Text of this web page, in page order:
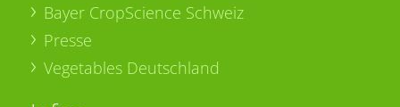
Bayer CropScience Schweiz
Presse
Vegetables Deutschland